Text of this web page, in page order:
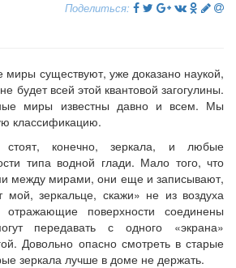
Поделиться:
миры существуют, уже доказано наукой,
будет всей этой квантовой загогулины.
миры известны давно и всем. Мы
классификацию.
конечно, зеркала, и любые
типа водной глади. Мало того, что
между мирами, они еще и записывают,
мой, зеркальце, скажи» не из воздуха
поверхности соединены
передавать с одного «экрана»
Довольно опасно смотреть в старые
зеркала лучше в доме не держать.